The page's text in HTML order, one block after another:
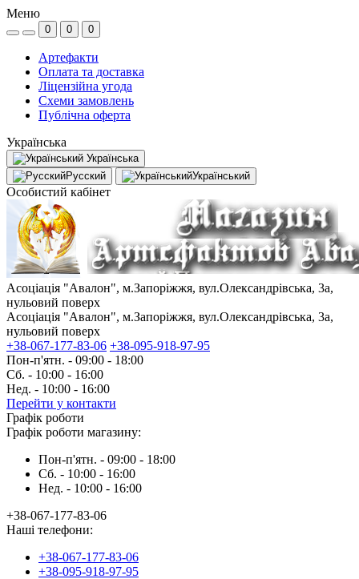
Меню
0 0 0
Артефакти
Оплата та доставка
Ліцензійна угода
Схеми замовлень
Публічна оферта
Українська
Українська
Русский
Український
Особистий кабінет
Асоціація "Авалон", м.Запоріжжя, вул.Олександрівська, 3а,
нульовий поверх
Асоціація "Авалон", м.Запоріжжя, вул.Олександрівська, 3а,
нульовий поверх
+38-067-177-83-06 +38-095-918-97-95
Пон-п'ятн. - 09:00 - 18:00
Сб. - 10:00 - 16:00
Нед. - 10:00 - 16:00
Перейти у контакти
Графік роботи
Графік роботи магазину:
Пон-п'ятн. - 09:00 - 18:00
Сб. - 10:00 - 16:00
Нед. - 10:00 - 16:00
+38-067-177-83-06
Наші телефони:
+38-067-177-83-06
+38-095-918-97-95